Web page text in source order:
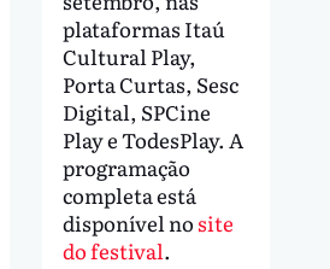
plataformas Itaú
Cultural Play,
Porta Curtas, Sesc
Digital, SPCine
Play e TodesPlay. A
programação
completa está
disponível no site
do festival.